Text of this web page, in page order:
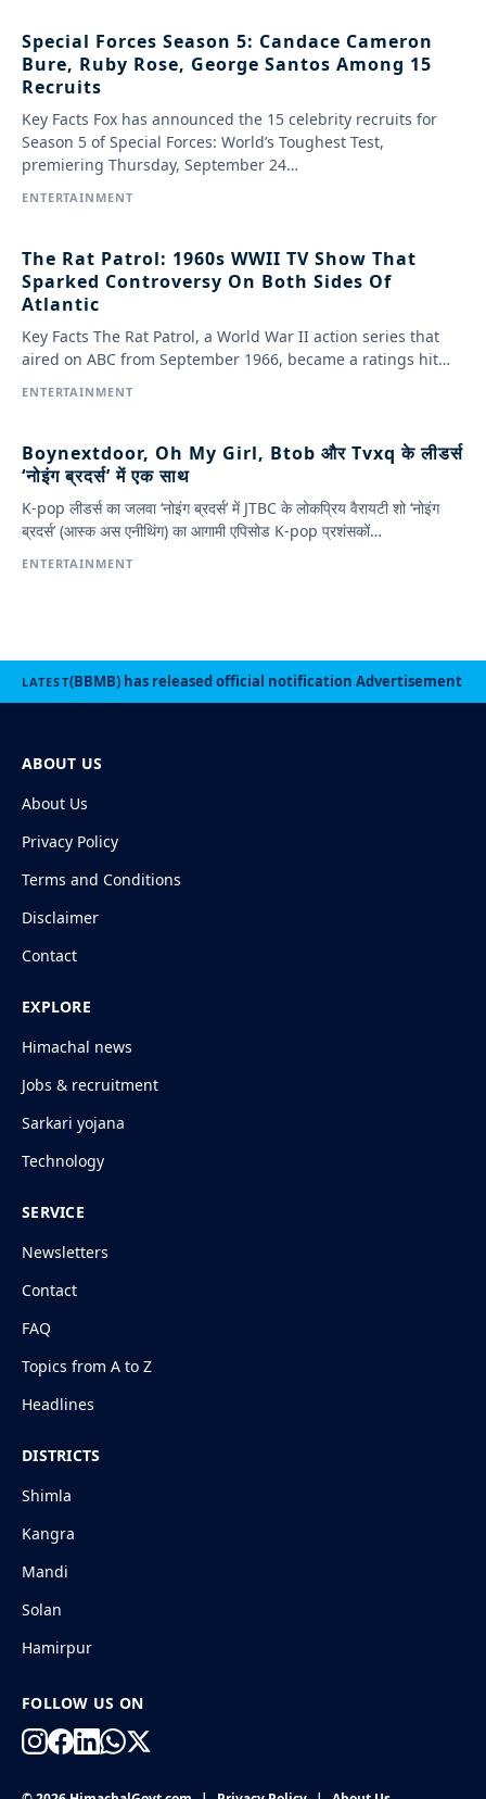
Special Forces Season 5: Candace Cameron
Bure, Ruby Rose, George Santos Among 15
Recruits
Key Facts Fox has announced the 15 celebrity recruits for
Season 5 of Special Forces: World’s Toughest Test,
premiering Thursday, September 24…
ENTERTAINMENT
The Rat Patrol: 1960s WWII TV Show That
Sparked Controversy On Both Sides Of
Atlantic
Key Facts The Rat Patrol, a World War II action series that
aired on ABC from September 1966, became a ratings hit…
ENTERTAINMENT
Boynextdoor, Oh My Girl, Btob और Tvxq के लीडर्स
‘नोइंग ब्रदर्स’ में एक साथ
K-pop लीडर्स का जलवा ‘नोइंग ब्रदर्स’ में JTBC के लोकप्रिय वैरायटी शो ‘नोइंग
ब्रदर्स’ (आस्क अस एनीथिंग) का आगामी एपिसोड K-pop प्रशंसकों…
ENTERTAINMENT
LATEST(BBMB) has released official notification Advertisement
ABOUT US
About Us
Privacy Policy
Terms and Conditions
Disclaimer
Contact
EXPLORE
Himachal news
Jobs & recruitment
Sarkari yojana
Technology
SERVICE
Newsletters
Contact
FAQ
Topics from A to Z
Headlines
DISTRICTS
Shimla
Kangra
Mandi
Solan
Hamirpur
FOLLOW US ON